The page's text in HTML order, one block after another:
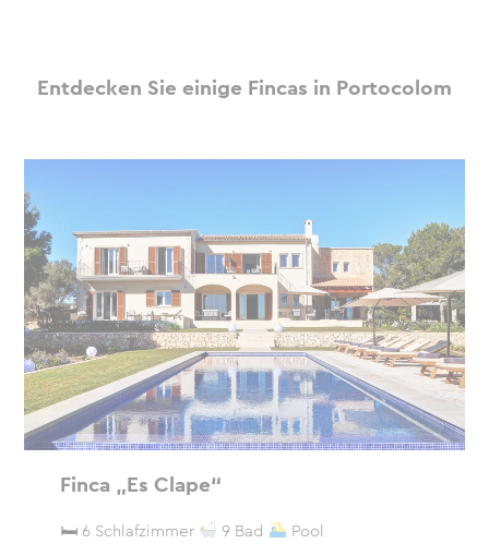
Entdecken Sie einige Fincas in Portocolom
Finca „Es Clape“
🛏 6 Schlafzimmer 9 Bad
Pool